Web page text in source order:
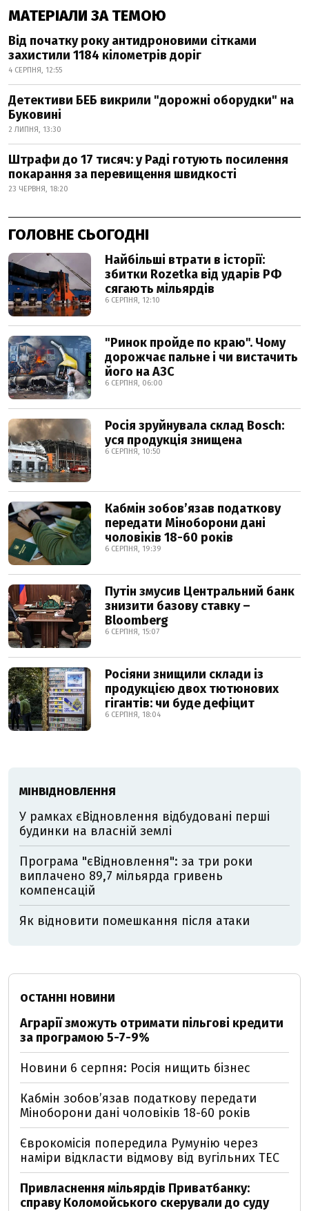
МАТЕРІАЛИ ЗА ТЕМОЮ
Від початку року антидроновими сітками
захистили 1184 кілометрів доріг
4 СЕРПНЯ, 12:55
Детективи БЕБ викрили "дорожні оборудки" на
Буковині
2 ЛИПНЯ, 13:30
Штрафи до 17 тисяч: у Раді готують посилення
покарання за перевищення швидкості
23 ЧЕРВНЯ, 18:20
ГОЛОВНЕ СЬОГОДНІ
Найбільші втрати в історії:
збитки Rozetka від ударів РФ
сягають мільярдів
6 СЕРПНЯ, 12:10
"Ринок пройде по краю". Чому
дорожчає пальне і чи вистачить
його на АЗС
6 СЕРПНЯ, 06:00
Росія зруйнувала склад Bosch:
уся продукція знищена
6 СЕРПНЯ, 10:50
Кабмін зобовʼязав податкову
передати Міноборони дані
чоловіків 18-60 років
6 СЕРПНЯ, 19:39
Путін змусив Центральний банк
знизити базову ставку –
Bloomberg
6 СЕРПНЯ, 15:07
Росіяни знищили склади із
продукцією двох тютюнових
гігантів: чи буде дефіцит
6 СЕРПНЯ, 18:04
МІНВІДНОВЛЕННЯ
У рамках єВідновлення відбудовані перші
будинки на власній землі
Програма "єВідновлення": за три роки
виплачено 89,7 мільярда гривень
компенсацій
Як відновити помешкання після атаки
ОСТАННІ НОВИНИ
Аграрії зможуть отримати пільгові кредити
за програмою 5-7-9%
Новини 6 серпня: Росія нищить бізнес
Кабмін зобовʼязав податкову передати
Міноборони дані чоловіків 18-60 років
Єврокомісія попередила Румунію через
наміри відкласти відмову від вугільних ТЕС
Привласнення мільярдів Приватбанку:
справу Коломойського скерували до суду